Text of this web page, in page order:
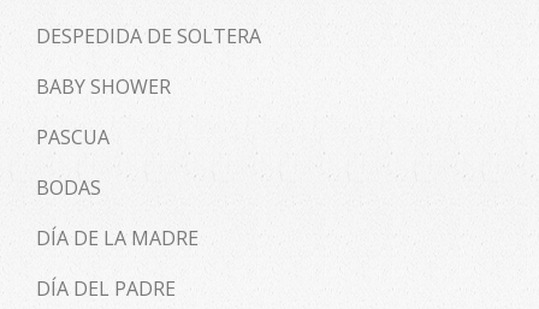
DESPEDIDA DE SOLTERA
BABY SHOWER
PASCUA
BODAS
DÍA DE LA MADRE
DÍA DEL PADRE